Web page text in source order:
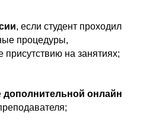
, если студент проходил
процедуры,
присутствию на занятиях;
дополнительной онлайн